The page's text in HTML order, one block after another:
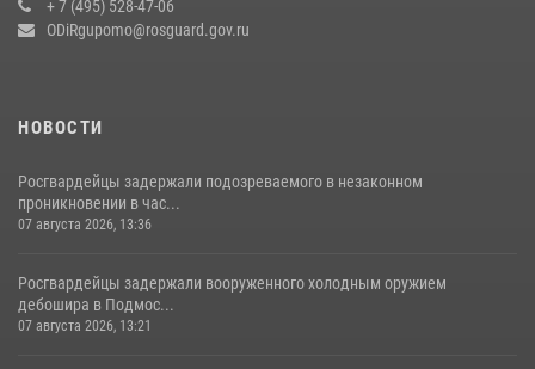
14 июля 2026, 15:13
+ 7 (495) 528-47-06
ODiRgupomo@rosguard.gov.ru
НОВОСТИ
Росгвардейцы задержали подозреваемого в незаконном
проникновении в час...
07 августа 2026, 13:36
Росгвардейцы задержали вооруженного холодным оружием
дебошира в Подмос...
07 августа 2026, 13:21